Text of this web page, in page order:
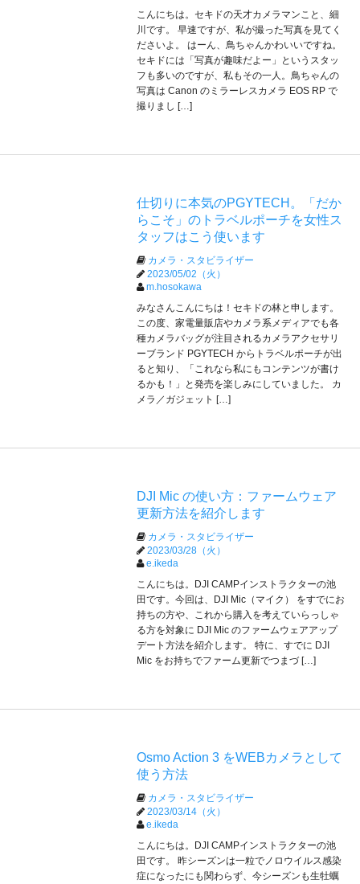
こんにちは。セキドの天才カメラマンこと、細
川です。 早速ですが、私が撮った写真を見てく
ださいよ。 はーん、鳥ちゃんかわいいですね。
セキドには「写真が趣味だよー」というスタッ
フも多いのですが、私もその一人。鳥ちゃんの
写真は Canon のミラーレスカメラ EOS RP で
撮りまし […]
仕切りに本気のPGYTECH。「だか
らこそ」のトラベルポーチを女性ス
タッフはこう使います
カメラ・スタビライザー
2023/05/02（火）
m.hosokawa
みなさんこんにちは！セキドの林と申します。
この度、家電量販店やカメラ系メディアでも各
種カメラバッグが注目されるカメラアクセサリ
ーブランド PGYTECH からトラベルポーチが出
ると知り、「これなら私にもコンテンツが書け
るかも！」と発売を楽しみにしていました。 カ
メラ／ガジェット […]
DJI Mic の使い方：ファームウェア
更新方法を紹介します
カメラ・スタビライザー
2023/03/28（火）
e.ikeda
こんにちは。DJI CAMPインストラクターの池
田です。今回は、DJI Mic（マイク） をすでにお
持ちの方や、これから購入を考えていらっしゃ
る方を対象に DJI Mic のファームウェアアップ
デート方法を紹介します。 特に、すでに DJI
Mic をお持ちでファーム更新でつまづ […]
Osmo Action 3 をWEBカメラとして
使う方法
カメラ・スタビライザー
2023/03/14（火）
e.ikeda
こんにちは。DJI CAMPインストラクターの池
田です。 昨シーズンは一粒でノロウイルス感染
症になったにも関わらず、今シーズンも生牡蠣